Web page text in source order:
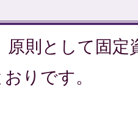
原則として固定
りです。